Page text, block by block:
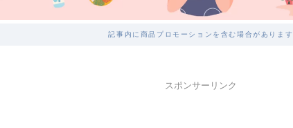
記事内に商品プロモーションを含む場合があります
スポンサーリンク